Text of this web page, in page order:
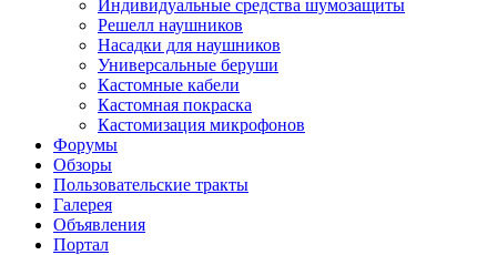
Индивидуальные средства шумозащиты
Решелл наушников
Насадки для наушников
Универсальные беруши
Кастомные кабели
Кастомная покраска
Кастомизация микрофонов
Форумы
Обзоры
Пользовательские тракты
Галерея
Объявления
Портал